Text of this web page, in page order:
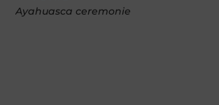
Ayahuasca ceremonie